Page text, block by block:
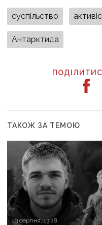
суспільство
Антарктида
ТАКОЖ ЗА ТЕМОЮ
3 серпня, 13:28